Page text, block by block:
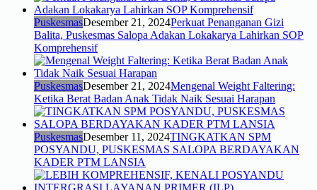
PuskesmasDesember 21, 2024Perkuat Penanganan Gizi
Balita, Puskesmas Salopa Adakan Lokakarya Lahirkan SOP
Komprehensif
PuskesmasDesember 21, 2024Mengenal Weight Faltering:
Ketika Berat Badan Anak Tidak Naik Sesuai Harapan
PuskesmasDesember 11, 2024TINGKATKAN SPM
POSYANDU, PUSKESMAS SALOPA BERDAYAKAN
KADER PTM LANSIA